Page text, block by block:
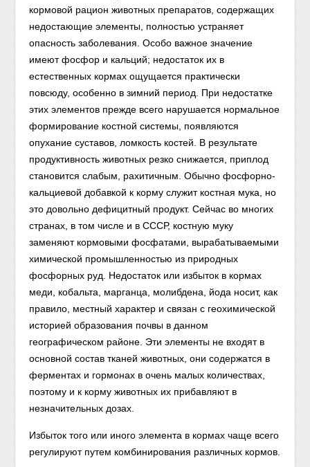
кормовой рацион животных препаратов, содержащих
недостающие элементы, полностью устраняет
опасность заболевания. Особо важное значение
имеют фосфор и кальций; недостаток их в
естественных кормах ощущается практически
повсюду, особенно в зимний период. При недостатке
этих элементов прежде всего нарушается нормальное
формирование костной системы, появляются
опухание суставов, ломкость костей. В результате
продуктивность животных резко снижается, приплод
становится слабым, рахитичным. Обычно фосфорно-
кальциевой добавкой к корму служит костная мука, но
это довольно дефицитный продукт. Сейчас во многих
странах, в том числе и в СССР, костную муку
заменяют кормовыми фосфатами, вырабатываемыми
химической промышленностью из природных
фосфорных руд. Недостаток или избыток в кормах
меди, кобальта, марганца, молибдена, йода носит, как
правило, местный характер и связан с геохимической
историей образования почвы в данном
географическом районе. Эти элементы не входят в
основной состав тканей животных, они содержатся в
ферментах и гормонах в очень малых количествах,
поэтому и к корму животных их прибавляют в
незначительных дозах.
Избыток того или иного элемента в кормах чаще всего
регулируют путем комбинирования различных кормов.